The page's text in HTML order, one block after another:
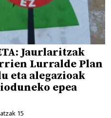
Jaurlaritzak
Lurralde Plan
eta alegazioak
epea
15